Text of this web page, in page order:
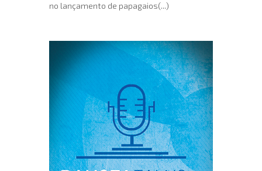
no lançamento de papagaios(...)